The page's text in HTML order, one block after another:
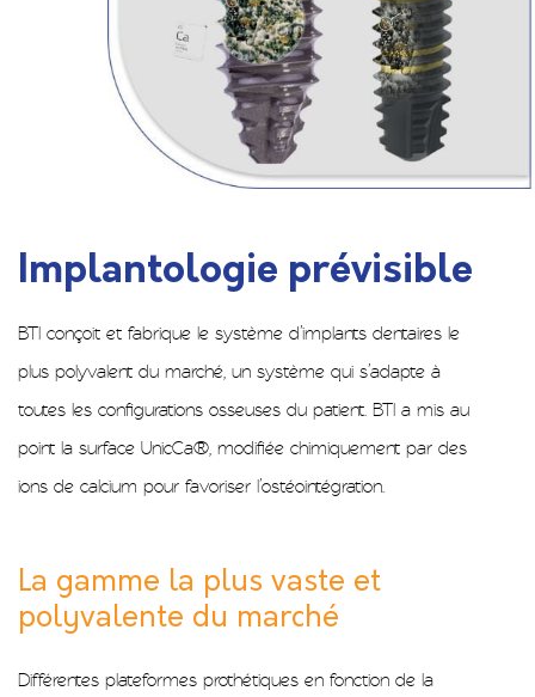
Implantologie prévisible
BTI conçoit et fabrique le système d’implants dentaires le
plus polyvalent du marché, un système qui s’adapte à
toutes les configurations osseuses du patient. BTI a mis au
point la surface UnicCa®, modifiée chimiquement par des
ions de calcium pour favoriser l’ostéointégration.
La gamme la plus vaste et
polyvalente du marché
Différentes plateformes prothétiques en fonction de la